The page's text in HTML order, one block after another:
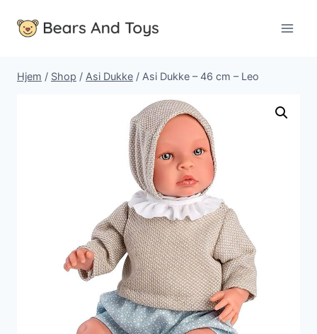
Hjem / Shop / Asi Dukke / Asi Dukke – 46 cm – Leo